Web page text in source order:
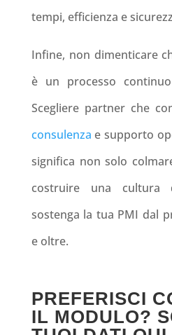
tempi, efficienza e
Infine, non dimenticare
è un processo
Scegliere partner che
consulenza e supporto
significa non solo
costruire una cultura
sostenga la tua PMI dal
e oltre.
PREFERISCI
IL MODULO?